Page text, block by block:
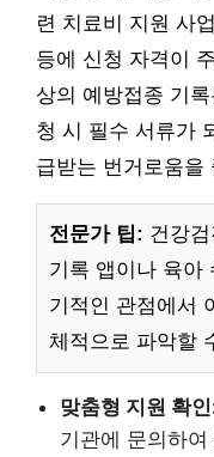
련 치료비 지원 사
등에 신청 자격이
상의 예방접종 기
청 시 필수 서류가
급받는 번거로움을
전문가 팁: 건강
기록 앱이나 육아
기적인 관점에서
체적으로 파악할
맞춤형 지원 확
기관에 문의하